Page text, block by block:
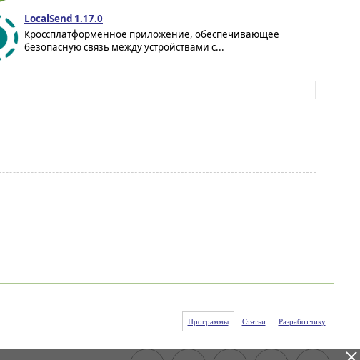
LocalSend 1.17.0
Кроссплатформенное приложение, обеспечивающее
безопасную связь между устройствами с...
Программы Статьи Разработчику